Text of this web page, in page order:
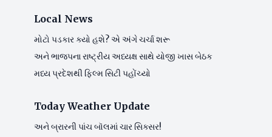
Local News
મોટો પડકાર ક્યો હશે? એ અંગે ચર્ચા શરૂ
અને ભાજપના રાષ્ટ્રીય અધ્યક્ષ સાથે યોજી ખાસ બેઠક
મધ્ય પ્રદેશથી ફિલ્મ સિટી પહોંચ્યો
Today Weather Update
અને બ્રારની પાંચ બૉલમાં ચાર સિક્સર!